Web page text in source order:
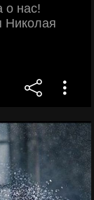
о нас!
Николая